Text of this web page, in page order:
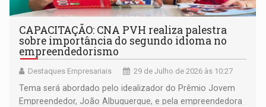
CAPACITAÇÃO: CNA PVH realiza palestra
sobre importância do segundo idioma no
empreendedorismo
Destaques Empresariais 29 de Julho de 2026 às 10:27
Tema será abordado pelo idealizador do Prêmio Jovem
Empreendedor, João Albuquerque, e pela empreendedora